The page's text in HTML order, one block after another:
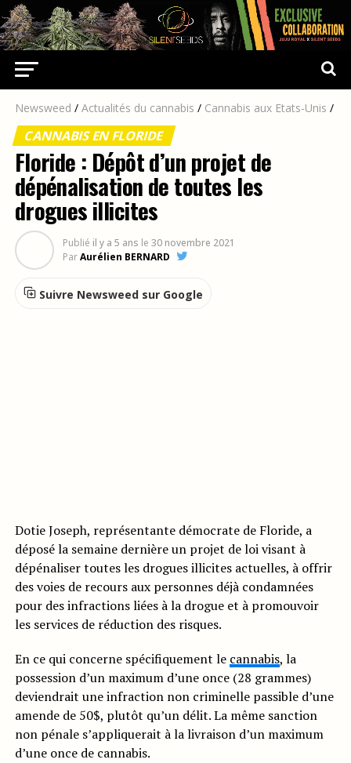
Newsweed / Actualités du cannabis / Cannabis aux Etats-Unis /
CANNABIS EN FLORIDE
Floride : Dépôt d’un projet de
dépénalisation de toutes les
drogues illicites
Publié il y a 5 ans le 30 novembre 2021
ParAurélien BERNARD
Suivre Newsweed sur Google
Dotie Joseph, représentante démocrate de Floride, a
déposé la semaine dernière un projet de loi visant à
dépénaliser toutes les drogues illicites actuelles, à offrir
des voies de recours aux personnes déjà condamnées
pour des infractions liées à la drogue et à promouvoir
les services de réduction des risques.
En ce qui concerne spécifiquement le cannabis, la
possession d’un maximum d’une once (28 grammes)
deviendrait une infraction non criminelle passible d’une
amende de 50$, plutôt qu’un délit. La même sanction
non pénale s’appliquerait à la livraison d’un maximum
d’une once de cannabis.